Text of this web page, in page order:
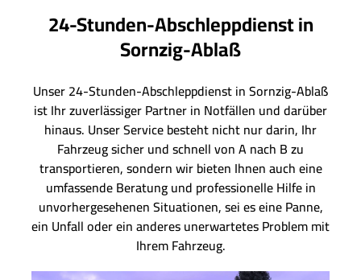
24-Stunden-Abschleppdienst in
Sornzig-Ablaß
Unser 24-Stunden-Abschleppdienst in Sornzig-Ablaß
ist Ihr zuverlässiger Partner in Notfällen und darüber
hinaus. Unser Service besteht nicht nur darin, Ihr
Fahrzeug sicher und schnell von A nach B zu
transportieren, sondern wir bieten Ihnen auch eine
umfassende Beratung und professionelle Hilfe in
unvorhergesehenen Situationen, sei es eine Panne,
ein Unfall oder ein anderes unerwartetes Problem mit
Ihrem Fahrzeug.